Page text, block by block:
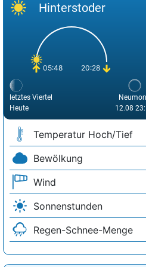
Hinterstoder
05:48 20:28
letztes Viertel
Heute
12.08
Temperatur Hoch/Tief
Bewölkung
Wind
Sonnenstunden
Regen-Schnee-Menge